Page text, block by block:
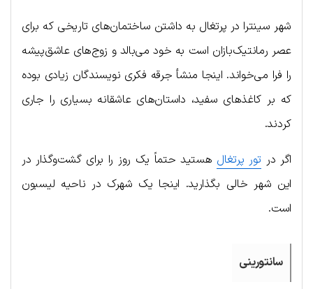
شهر سینترا در پرتغال به داشتن ساختمان‌های تاریخی که برای
عصر رمانتیک‌بازان است به خود می‌بالد و زوج‌های عاشق‌پیشه
را فرا می‌خواند. اینجا منشأ جرقه فکری نویسندگان زیادی بوده
که بر کاغذهای سفید، داستان‌های عاشقانه بسیاری را جاری
کردند.
اگر در تور پرتغال هستید حتماً یک روز را برای گشت‌وگذار در
این شهر خالی بگذارید. اینجا یک شهرک در ناحیه لیسبون
است.
سانتورینی